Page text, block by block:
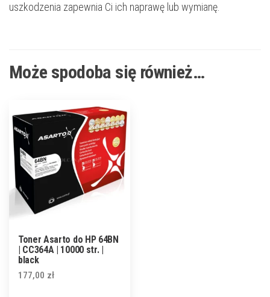
uszkodzenia zapewnia Ci ich naprawę lub wymianę.
Może spodoba się również…
Toner Asarto do HP 64BN
| CC364A | 10000 str. |
black
177,00 zł